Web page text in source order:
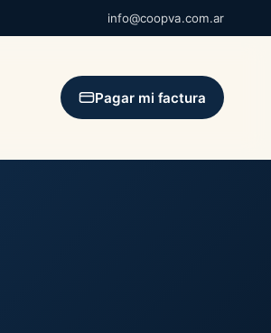
info@coopva.com.ar
Pagar mi factura